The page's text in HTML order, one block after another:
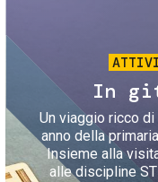
In
Un viaggio ricco
anno della
Insieme alla
alle discipline